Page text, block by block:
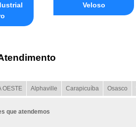
Veloso
OESTE Alphaville Carapicuíba Osasco
que atendemos